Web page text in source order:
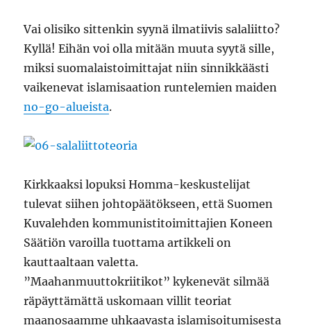
Vai olisiko sittenkin syynä ilmatiivis salaliitto?
Kyllä! Eihän voi olla mitään muuta syytä sille,
miksi suomalaistoimittajat niin sinnikkäästi
vaikenevat islamisaation runtelemien maiden
no-go-alueista.
Kirkkaaksi lopuksi Homma-keskustelijat
tulevat siihen johtopäätökseen, että Suomen
Kuvalehden kommunistitoimittajien Koneen
Säätiön varoilla tuottama artikkeli on
kauttaaltaan valetta.
”Maahanmuuttokriitikot” kykenevät silmää
räpäyttämättä uskomaan villit teoriat
maanosaamme uhkaavasta islamisoitumisesta